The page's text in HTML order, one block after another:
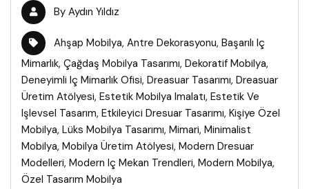
By Aydın Yıldız
Ahşap Mobilya, Antre Dekorasyonu, Başarılı Iç
Mimarlık, Çağdaş Mobilya Tasarımı, Dekoratif Mobilya,
Deneyimli Iç Mimarlık Ofisi, Dreasuar Tasarımı, Dreasuar
Üretim Atölyesi, Estetik Mobilya Imalatı, Estetik Ve
Işlevsel Tasarım, Etkileyici Dresuar Tasarımı, Kişiye Özel
Mobilya, Lüks Mobilya Tasarımı, Mimari, Minimalist
Mobilya, Mobilya Üretim Atölyesi, Modern Dresuar
Modelleri, Modern Iç Mekan Trendleri, Modern Mobilya,
Özel Tasarım Mobilya